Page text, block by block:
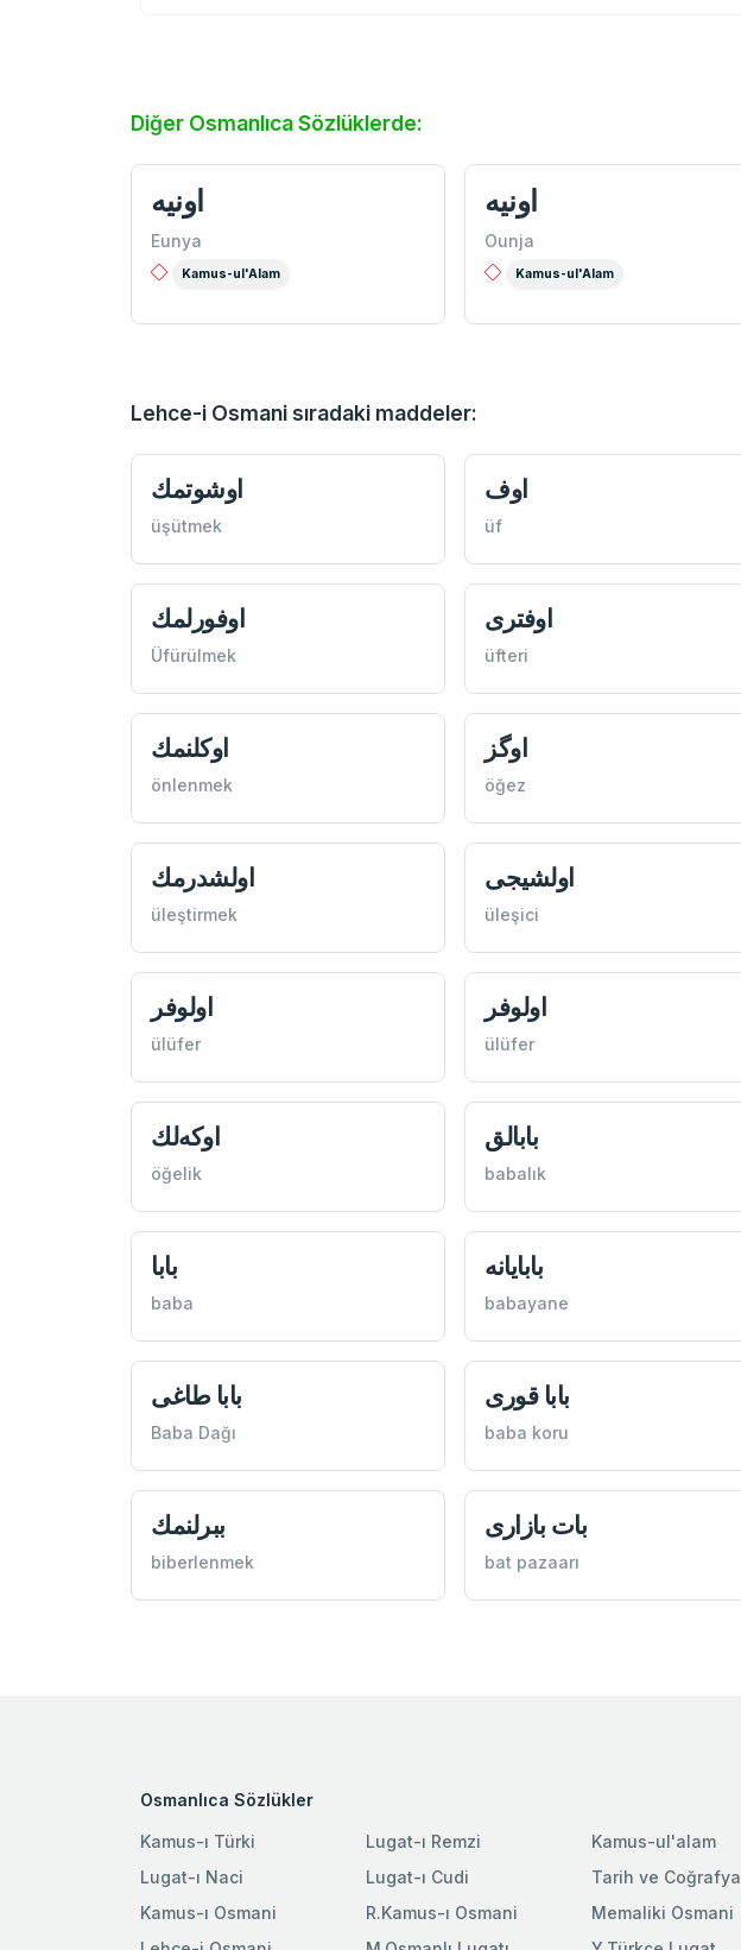
Diğer Osmanlıca Sözlüklerde:
اونيه
Eunya
Kamus-ul'Alam
اونيه
Ounja
Kamus-ul'Alam
Lehce-i Osmani sıradaki maddeler:
اوشوتمك
üşütmek
اوف
üf
اوفورلمك
Üfürülmek
اوفتری
üfteri
اوكلنمك
önlenmek
اوگز
öğez
اولشدرمك
üleştirmek
اولشيجی
üleşici
اولوفر
ülüfer
اولوفر
ülüfer
اوكه‌لك
öğelik
بابالق
babalık
بابا
baba
بابايانه
babayane
بابا طاغی
Baba Dağı
بابا قوری
baba koru
ببرلنمك
biberlenmek
بات بازاری
bat pazaarı
Osmanlıca Sözlükler
Kamus-ı Türki
Lugat-ı Naci
Kamus-ı Osmani
Lugat-ı Remzi
Lugat-ı Cudi
R.Kamus-ı Osmani
Kamus-ul'alam
Tarih ve Coğrafya
Memaliki Osmani